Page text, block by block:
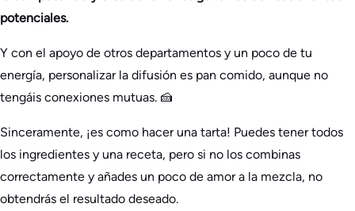
potenciales.
Y con el apoyo de otros departamentos y un poco de tu
energía, personalizar la difusión es pan comido, aunque no
tengáis conexiones mutuas. 🍰
Sinceramente, ¡es como hacer una tarta! Puedes tener todos
los ingredientes y una receta, pero si no los combinas
correctamente y añades un poco de amor a la mezcla, no
obtendrás el resultado deseado.